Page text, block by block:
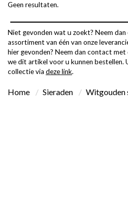
Geen resultaten.
Niet gevonden wat u zoekt? Neem dan
assortiment van één van onze
hier gevonden? Neem dan contact met
we dit artikel voor u kunnen bestellen.
collectie via deze link.
Home Sieraden Witgouden